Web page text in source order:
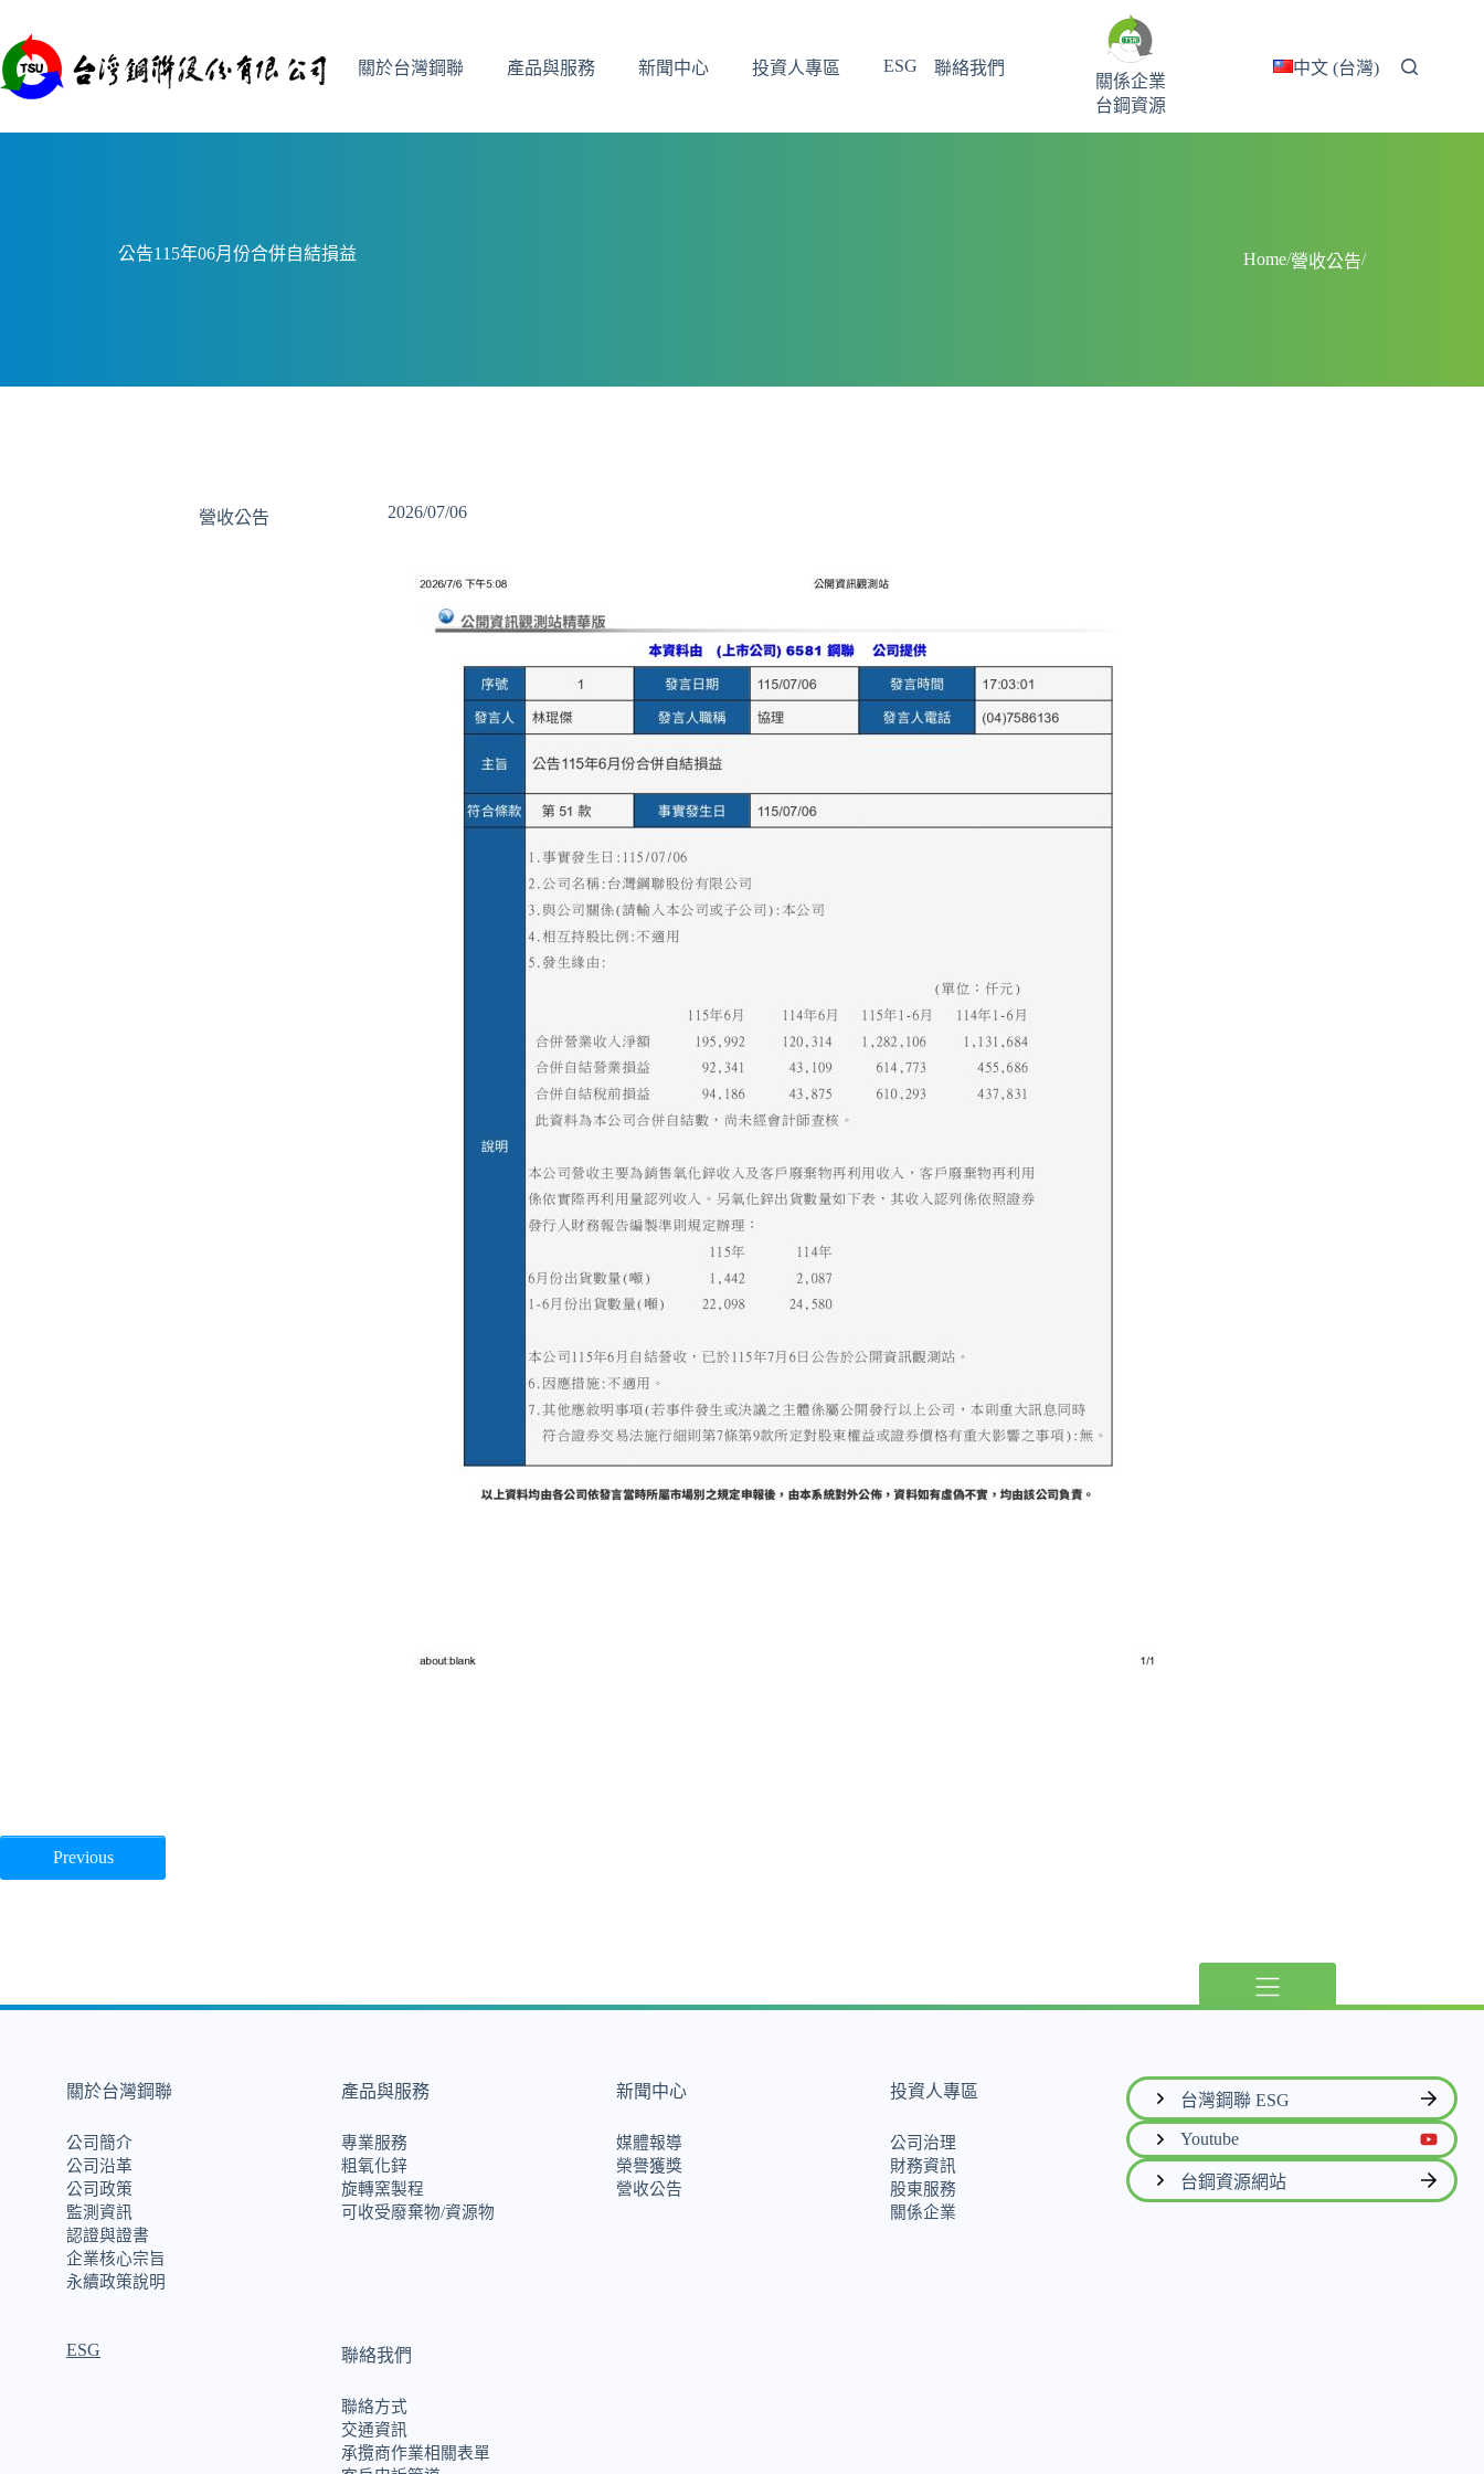
至
主
要
關於台灣鋼聯 產品與服務 新聞中心 投資人專區 ESG 聯絡我們
關係企業
台鋼資源
中文 (台灣)
公告115年06月份合併自結損益 Home/營收公告/
營收公告 2026/07/06
Previous
關於台灣鋼聯
公司簡介
公司沿革
公司政策
監測資訊
認證與證書
企業核心宗旨
永續政策說明
產品與服務
專業服務
粗氧化鋅
旋轉窯製程
可收受廢棄物/資源物
新聞中心
媒體報導
榮譽獲獎
營收公告
投資人專區
公司治理
財務資訊
股東服務
關係企業
ESG 聯絡我們
聯絡方式
交通資訊
承攬商作業相關表單
台灣鋼聯 ESG
Youtube
台鋼資源網站